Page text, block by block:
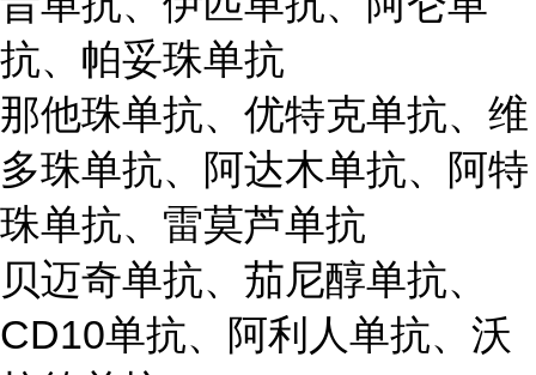
抗、帕妥珠单抗
那他珠单抗、优特克单抗、维
多珠单抗、阿达木单抗、阿特
珠单抗、雷莫芦单抗
贝迈奇单抗、茄尼醇单抗、
CD10单抗、阿利人单抗、沃